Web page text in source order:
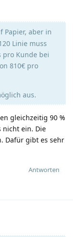
Papier, aber in
Linie muss
pro Kunde bei
810€ pro
aus.
gleichzeitig 90 %
nicht ein. Die
Dafür gibt es sehr
Antworten